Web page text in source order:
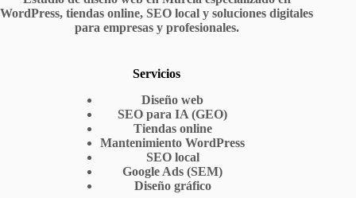
desde
el
WordPress, tiendas online, SEO local y soluciones digitales
para empresas y profesionales.
Servicios
Diseño web
SEO para IA (GEO)
Tiendas online
Mantenimiento WordPress
SEO local
Google Ads (SEM)
Diseño gráfico